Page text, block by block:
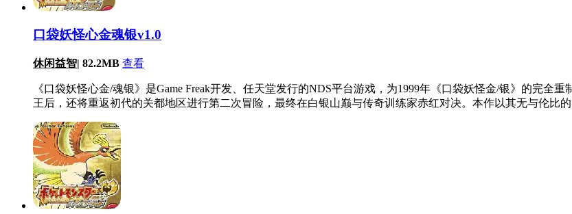
口袋妖怪心金魂银v1.0
休闲益智| 82.2MB 查看
《口袋妖怪心金/魂银》是Game Freak开发、任天堂发行的NDS平台游戏，为1999年《口袋妖怪金/银》的完全
王后，还将重返初代的关都地区进行第二次冒险，最终在白银山巅与传奇训练家赤红对决。本作以其无与伦比